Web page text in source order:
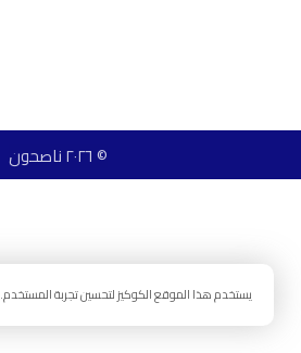
© ٢٠٢٦ ناصحون
يستخدم هذا الموقع الكوكيز لتحسين تجربة المستخدم.